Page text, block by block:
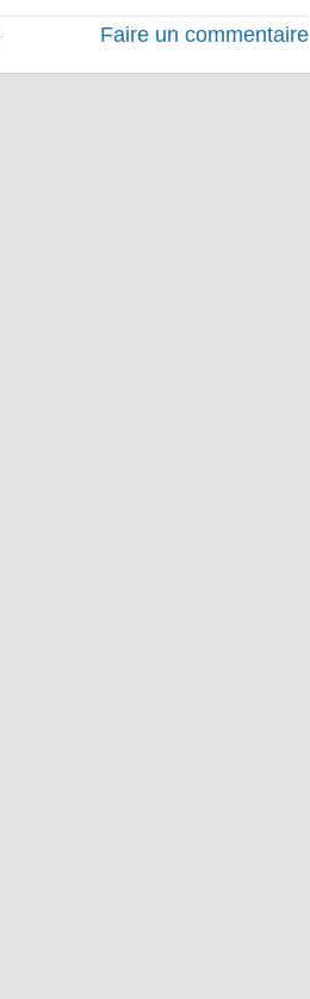
Faire un commentaire